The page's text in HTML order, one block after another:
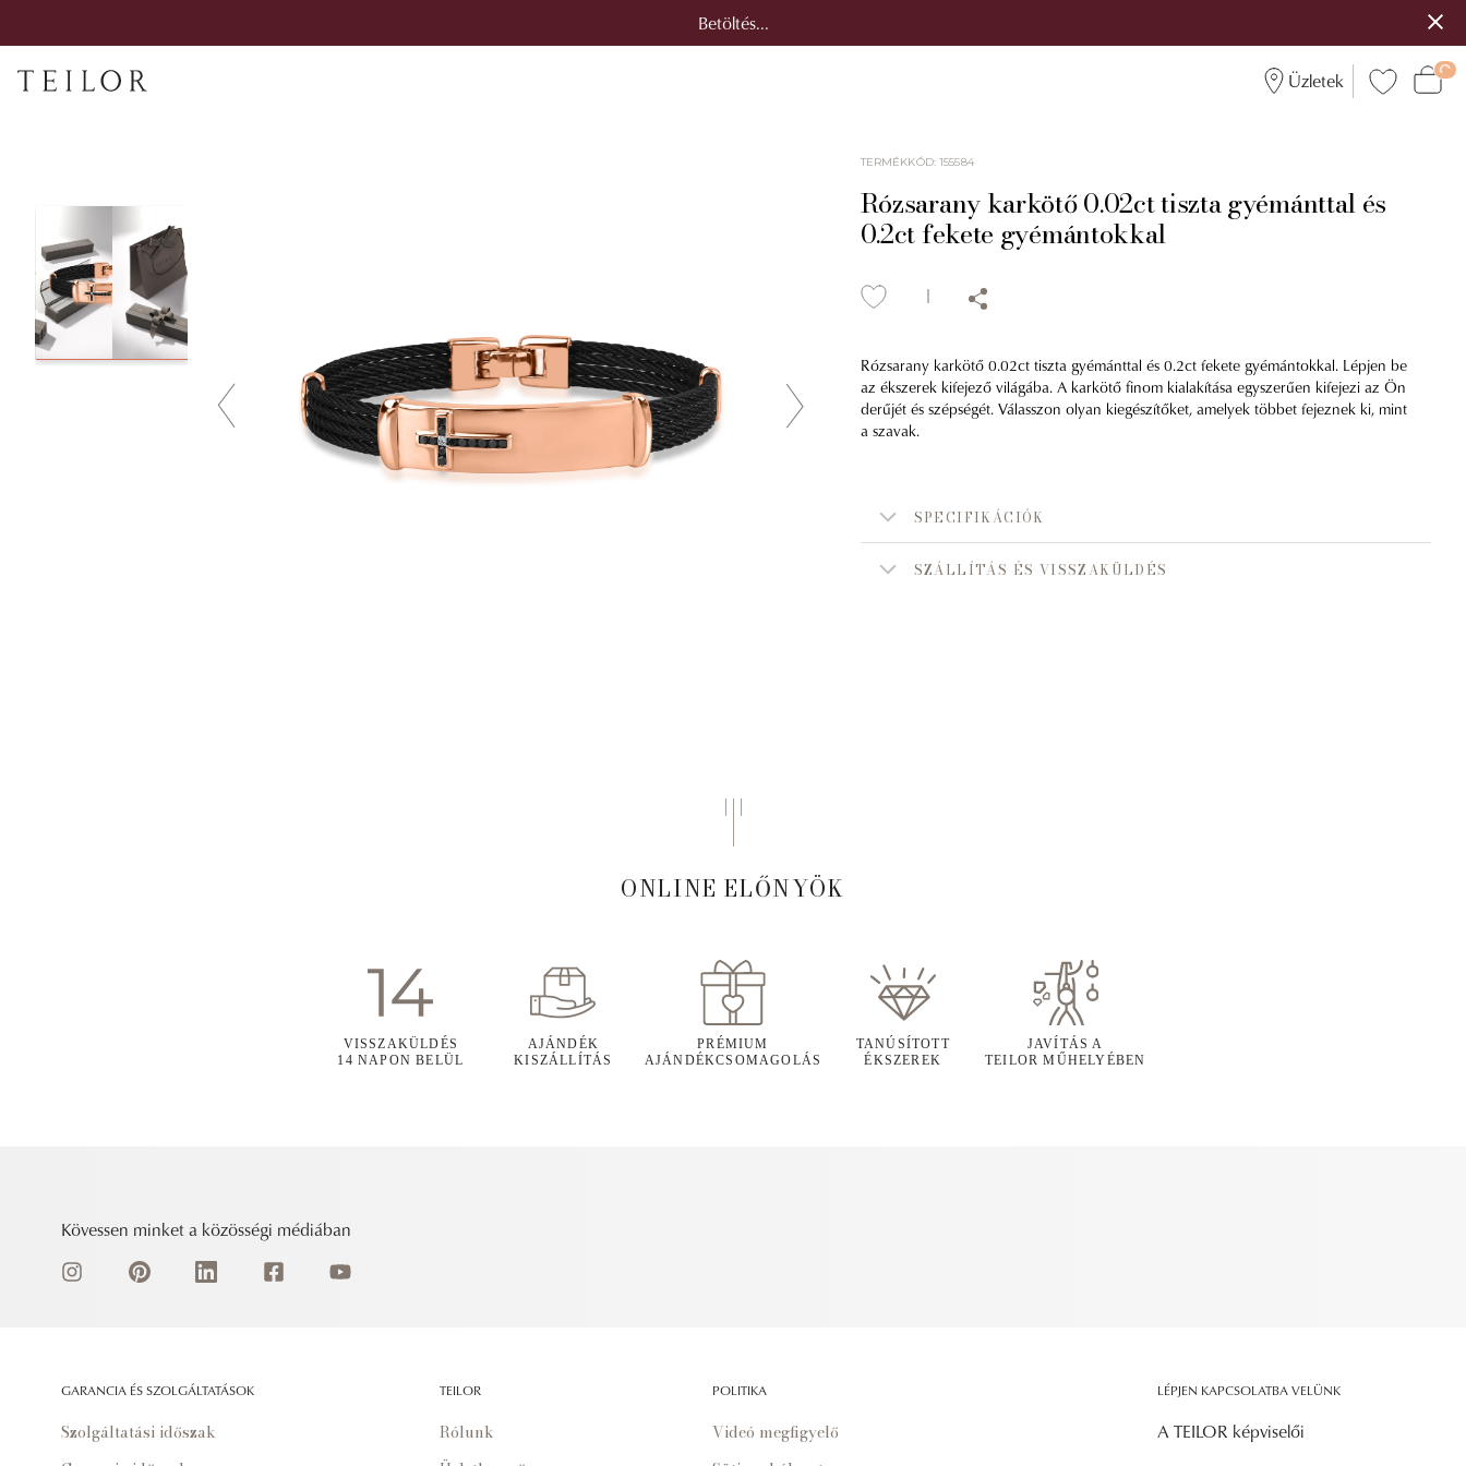
Betöltés...
Üzletek
TERMÉKKÓD:155584
Rózsarany karkötő 0.02ct tiszta gyémánttal és
0.2ct fekete gyémántokkal
Rózsarany karkötő 0.02ct tiszta gyémánttal és 0.2ct fekete gyémántokkal. Lépjen be
az ékszerek kifejező világába. A karkötő finom kialakítása egyszerűen kifejezi az Ön
derűjét és szépségét. Válasszon olyan kiegészítőket, amelyek többet fejeznek ki, mint
a szavak.
SPECIFIKÁCIÓK
SZÁLLÍTÁS ÉS VISSZAKÜLDÉS
ONLINE ELŐNYÖK
VISSZAKÜLDÉS
14 NAPON BELÜL
AJÁNDÉK
KISZÁLLÍTÁS
PRÉMIUM
AJÁNDÉKCSOMAGOLÁS
TANÚSÍTOTT
ÉKSZEREK
JAVÍTÁS A
TEILOR MŰHELYÉBEN
Kövessen minket a közösségi médiában
GARANCIA ÉS SZOLGÁLTATÁSOK
Szolgáltatási időszak
TEILOR
Rólunk
POLITIKA
Videó megfigyelő
LÉPJEN KAPCSOLATBA VELÜNK
A TEILOR képviselői